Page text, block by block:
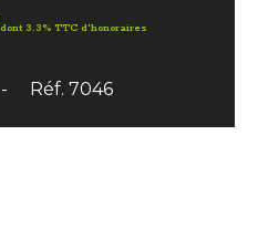
dont 3.3% TTC d'honoraires
Réf. 7046